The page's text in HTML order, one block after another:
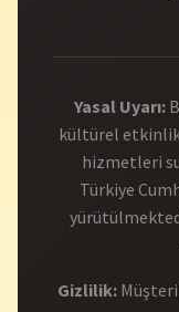
Yasal Uyarı:
kültürel
hizmetleri
Türkiye
Gizlilik: